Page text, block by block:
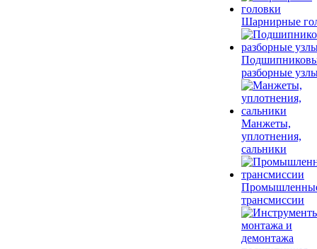
Шарнирные
разборные
Манжеты,
уплотнения,
сальники
трансмиссии